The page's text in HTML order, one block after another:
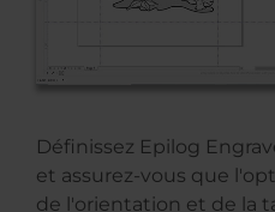
Définissez Epilog
et assurez-vous que
de l'orientation et de la